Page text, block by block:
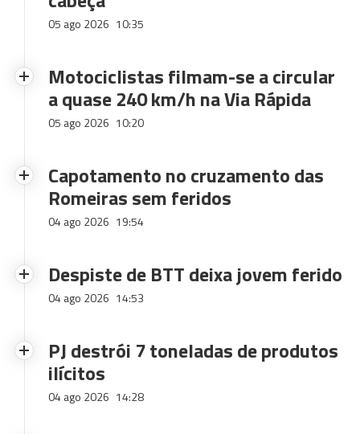
05 ago 2026 10:35
Motociclistas filmam-se a circular
a quase 240 km/h na Via Rápida
05 ago 2026 10:20
Capotamento no cruzamento das
Romeiras sem feridos
04 ago 2026 19:54
Despiste de BTT deixa jovem ferido
04 ago 2026 14:53
PJ destrói 7 toneladas de produtos
ilícitos
04 ago 2026 14:28